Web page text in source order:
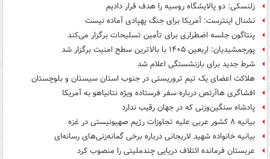
زلنسکی: دو پالایشگاه روسیه را هدف قرار دادیم
نشنال اینترست: آمریکا برای جنگ پهپادی آماده نیست
پنتاگون جلسه اضطراری برای تأمین تسلیحات برگزار می‌کند
پورجمشیدیان: اربعین ۱۴۰۵ با بالاترین سطح امنیت برگزار شد
شرط جدید برای بازنشستگی اعلام شد
هلاکت اعضای یک تیم تروریستی در جنوب استان سیستان و بلوچستان
افشاگری هاآرتص درباره سفر فرستاده ویژه نتانیاهو به آمریکا
پادشاه سنگین‌وزنی که در جهان رقیب ندارد
بیانیه ۸ کشور عربی علیه تجاوزات رژیم صهیونیستی در غزه
بیانیه خانواده شهید لاریجانی درباره برخی گمانه‌زنی‌های رسانه‌ای
عربستان فرمانده ائتلاف دریایی چندملیتی را منصوب کرد